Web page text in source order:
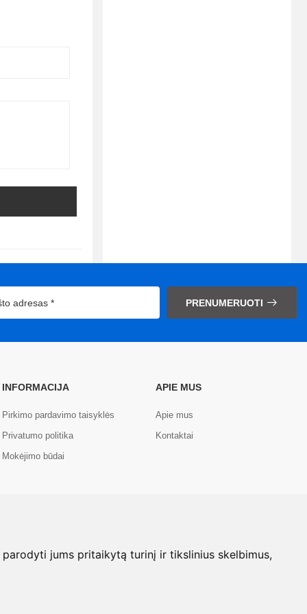
jums pritaikytą turinį ir tikslinius skelbimus,
PRENUMERUOTI
INFORMACIJA
Pirkimo pardavimo taisyklės
Privatumo politika
Mokėjimo būdai
APIE MUS
Apie mus
Kontaktai